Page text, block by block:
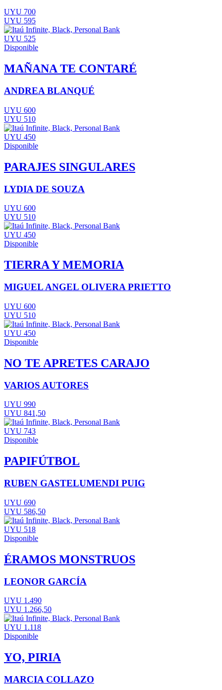
UYU 700
UYU 595
UYU 525
Disponible
MAÑANA TE CONTARÉ
ANDREA BLANQUÉ
UYU 600
UYU 510
UYU 450
Disponible
PARAJES SINGULARES
LYDIA DE SOUZA
UYU 600
UYU 510
UYU 450
Disponible
TIERRA Y MEMORIA
MIGUEL ANGEL OLIVERA PRIETTO
UYU 600
UYU 510
UYU 450
Disponible
NO TE APRETES CARAJO
VARIOS AUTORES
UYU 990
UYU 841,50
UYU 743
Disponible
PAPIFÚTBOL
RUBEN GASTELUMENDI PUIG
UYU 690
UYU 586,50
UYU 518
Disponible
ÉRAMOS MONSTRUOS
LEONOR GARCÍA
UYU 1.490
UYU 1.266,50
UYU 1.118
Disponible
YO, PIRIA
MARCIA COLLAZO